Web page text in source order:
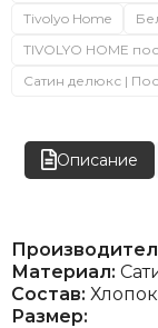
Tivolyo Home
TIVOLYO HOME
Сатин делюкс |
Описание
Материал:
Состав:
Размер: